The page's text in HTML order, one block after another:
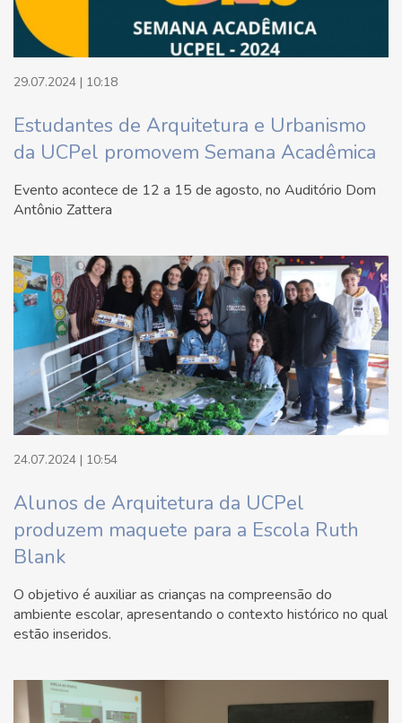
29.07.2024 | 10:18
Estudantes de Arquitetura e Urbanismo
da UCPel promovem Semana Acadêmica
Evento acontece de 12 a 15 de agosto, no Auditório Dom
Antônio Zattera
24.07.2024 | 10:54
Alunos de Arquitetura da UCPel
produzem maquete para a Escola Ruth
Blank
O objetivo é auxiliar as crianças na compreensão do
ambiente escolar, apresentando o contexto histórico no qual
estão inseridos.